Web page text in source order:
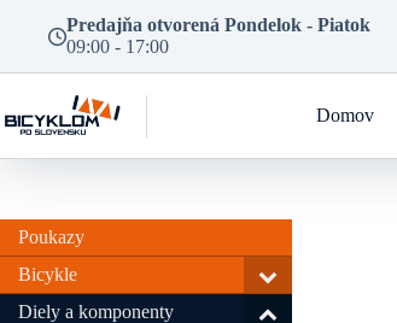
Predajňa otvorená Pondelok - Piatok
09:00 - 17:00
Domov
Poukazy
Bicykle
Diely a komponenty